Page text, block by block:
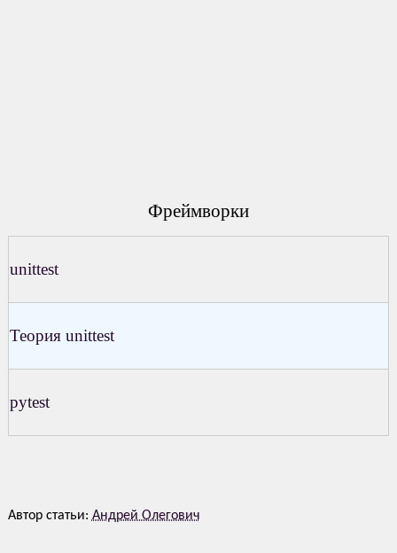
Фреймворки
unittest
Теория unittest
pytest
Автор статьи: Андрей Олегович